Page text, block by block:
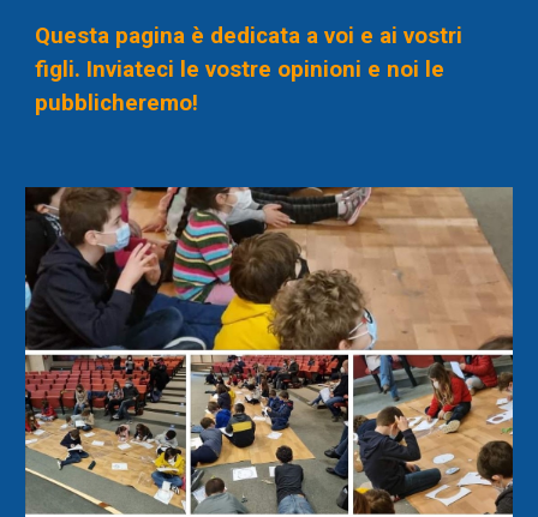
Questa pagina è dedicata a voi e ai vostri
figli. Inviateci le vostre opinioni e noi le
pubblicheremo!